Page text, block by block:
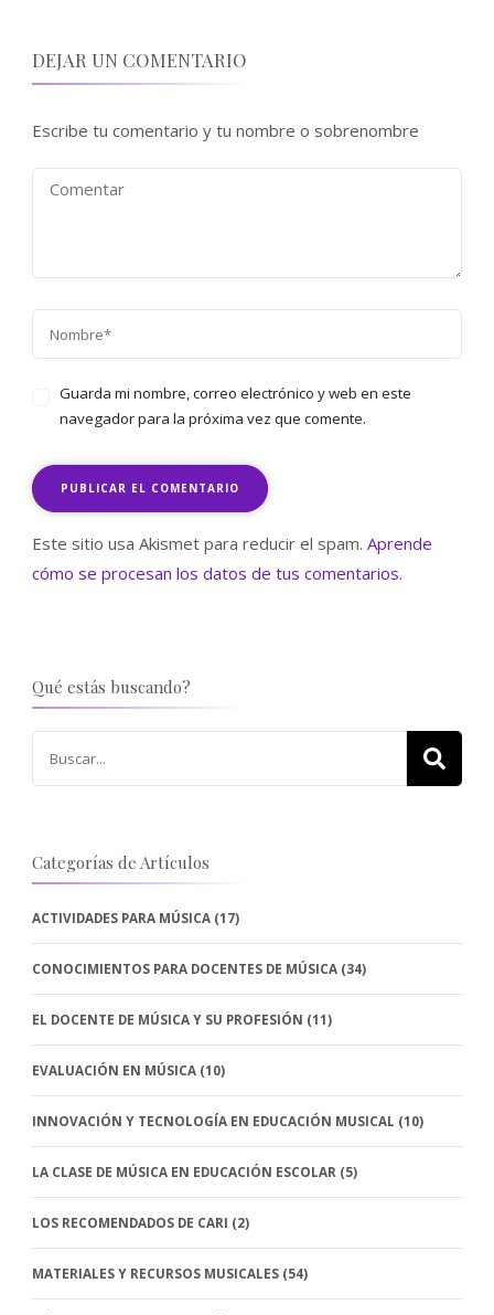
DEJAR UN COMENTARIO
Escribe tu comentario y tu nombre o sobrenombre
Guarda mi nombre, correo electrónico y web en este
navegador para la próxima vez que comente.
Este sitio usa Akismet para reducir el spam. Aprende
cómo se procesan los datos de tus comentarios.
Qué estás buscando?
Categorías de Artículos
ACTIVIDADES PARA MÚSICA (17)
CONOCIMIENTOS PARA DOCENTES DE MÚSICA (34)
EL DOCENTE DE MÚSICA Y SU PROFESIÓN (11)
EVALUACIÓN EN MÚSICA (10)
INNOVACIÓN Y TECNOLOGÍA EN EDUCACIÓN MUSICAL (10)
LA CLASE DE MÚSICA EN EDUCACIÓN ESCOLAR (5)
LOS RECOMENDADOS DE CARI (2)
MATERIALES Y RECURSOS MUSICALES (54)